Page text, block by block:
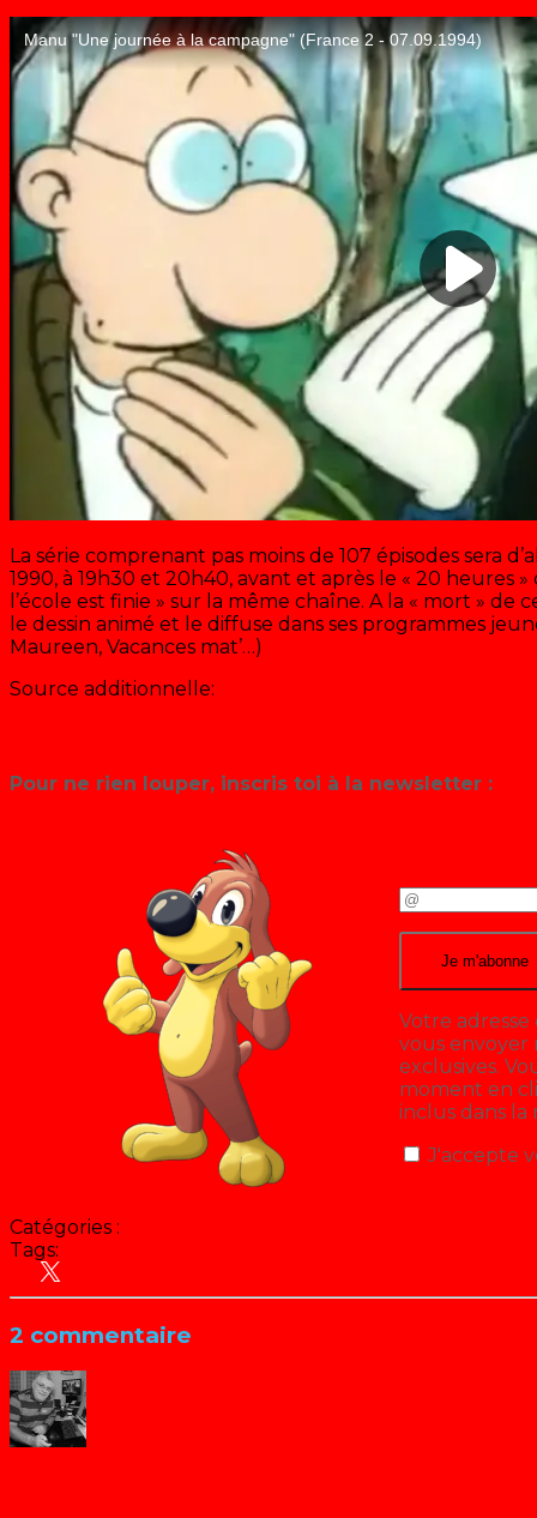
La série comprenant pas moins de 107 épisodes sera
1990, à 19h30 et 20h40, avant et après le « 20 heures »
l’école est finie » sur la même chaîne. A la « mort » de
le dessin animé et le diffuse dans ses programmes
Maureen, Vacances mat’…)
Source additionnelle:
Pour ne rien louper, inscris toi à la newsletter :
Votre
vous
exclusives.
moment en
inclus dans la
J'accepte
Catégories :
Tags:
2 commentaire